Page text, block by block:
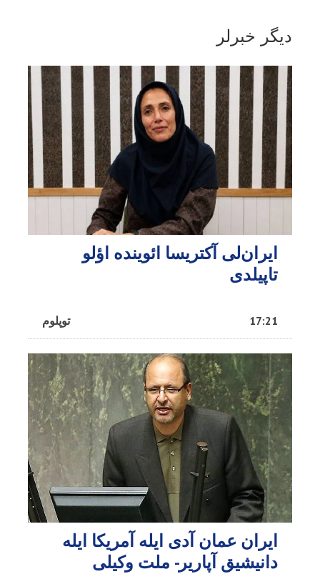
دیگر خبرلر
ایران‌لی آکتریسا ائوینده اؤلو
تاپیلدی
توپلوم 17:21
ایران عمان آدی ایله آمریکا ایله
دانیشیق آپاریر- ملت وکیلی